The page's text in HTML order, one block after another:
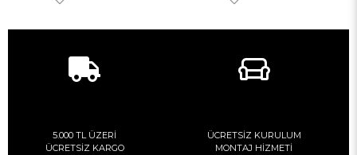
5.000 TL ÜZERİ
ÜCRETSİZ KARGO
ÜCRETSİZ KURULUM
MONTAJ HİZMETİ